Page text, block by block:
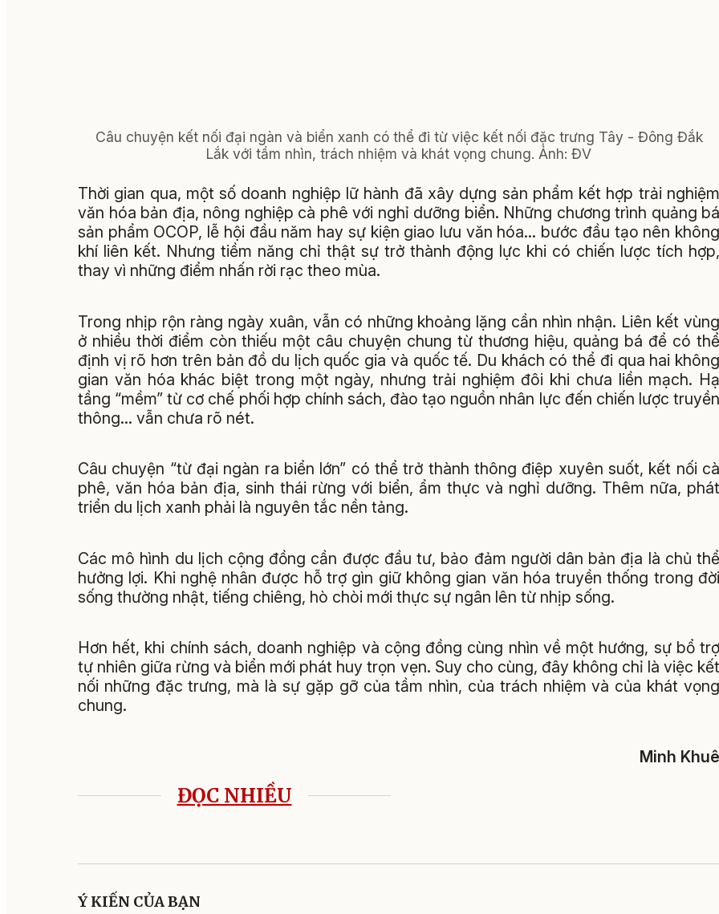
Câu chuyện kết nối đại ngàn và biển xanh có thể đi từ việc kết nối đặc trưng Tây - Đông Đắk
Lắk với tầm nhìn, trách nhiệm và khát vọng chung. Ảnh: ĐV
Thời gian qua, một số doanh nghiệp lữ hành đã xây dựng sản phẩm kết hợp trải nghiệm
văn hóa bản địa, nông nghiệp cà phê với nghỉ dưỡng biển. Những chương trình quảng bá
sản phẩm OCOP, lễ hội đầu năm hay sự kiện giao lưu văn hóa... bước đầu tạo nên không
khí liên kết. Nhưng tiềm năng chỉ thật sự trở thành động lực khi có chiến lược tích hợp,
thay vì những điểm nhấn rời rạc theo mùa.
Trong nhịp rộn ràng ngày xuân, vẫn có những khoảng lặng cần nhìn nhận. Liên kết vùng
ở nhiều thời điểm còn thiếu một câu chuyện chung từ thương hiệu, quảng bá để có thể
định vị rõ hơn trên bản đồ du lịch quốc gia và quốc tế. Du khách có thể đi qua hai không
gian văn hóa khác biệt trong một ngày, nhưng trải nghiệm đôi khi chưa liền mạch. Hạ
tầng “mềm” từ cơ chế phối hợp chính sách, đào tạo nguồn nhân lực đến chiến lược truyền
thông... vẫn chưa rõ nét.
Câu chuyện “từ đại ngàn ra biển lớn” có thể trở thành thông điệp xuyên suốt, kết nối cà
phê, văn hóa bản địa, sinh thái rừng với biển, ẩm thực và nghỉ dưỡng. Thêm nữa, phát
triển du lịch xanh phải là nguyên tắc nền tảng.
Các mô hình du lịch cộng đồng cần được đầu tư, bảo đảm người dân bản địa là chủ thể
hưởng lợi. Khi nghệ nhân được hỗ trợ gìn giữ không gian văn hóa truyền thống trong đời
sống thường nhật, tiếng chiêng, hò chòi mới thực sự ngân lên từ nhịp sống.
Hơn hết, khi chính sách, doanh nghiệp và cộng đồng cùng nhìn về một hướng, sự bổ trợ
tự nhiên giữa rừng và biển mới phát huy trọn vẹn. Suy cho cùng, đây không chỉ là việc kết
nối những đặc trưng, mà là sự gặp gỡ của tầm nhìn, của trách nhiệm và của khát vọng
chung.
Minh Khuê
ĐỌC NHIỀU
Ý KIẾN CỦA BẠN